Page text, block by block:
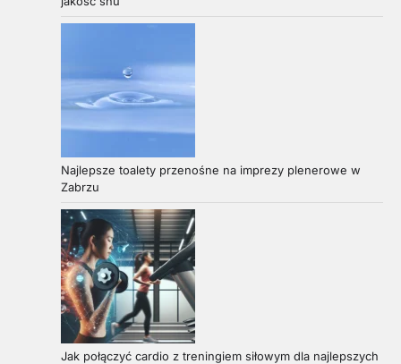
Najlepsze toalety przenośne na imprezy plenerowe w
Zabrzu
Jak połączyć cardio z treningiem siłowym dla najlepszych